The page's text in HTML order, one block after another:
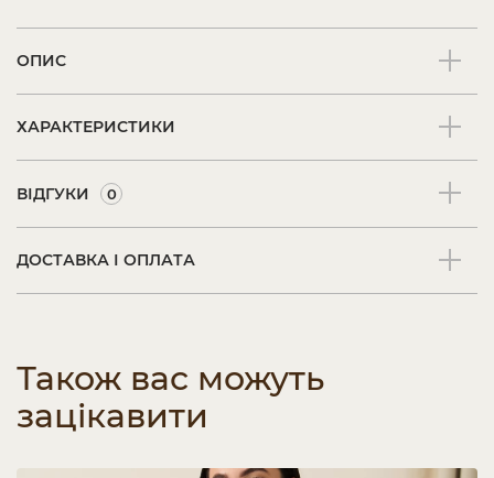
ОПИС
ХАРАКТЕРИСТИКИ
ВІДГУКИ 0
ДОСТАВКА І ОПЛАТА
Також вас можуть
зацікавити